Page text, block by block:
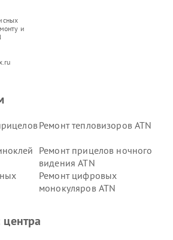
и
Ремонт тепловизоров ATN
Ремонт прицелов ночного
видения ATN
Ремонт цифровых
монокуляров ATN